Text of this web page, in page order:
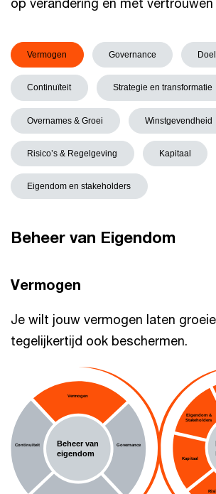
Vermogen Governance
Continuïteit Strategie en transformatie
Overnames & Groei Winstgevendheid
Risico’s & Regelgeving Kapitaal
Eigendom en stakeholders
Beheer van Eigendom
Vermogen
Je wilt jouw vermogen laten
tegelijkertijd ook beschermen.